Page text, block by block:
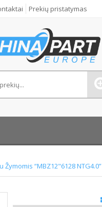
Prekių pristatymas
Žymomis “MBZ12"6128 NTG4.0”